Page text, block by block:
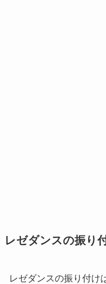
レゼダンスの振り
レゼダンスの振り付け